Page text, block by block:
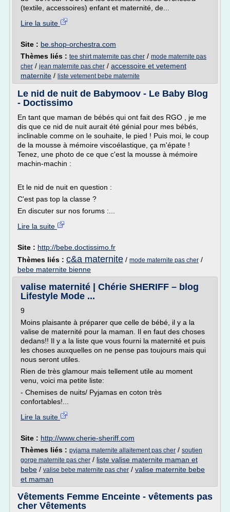
(textile, accessoires) enfant et maternité, de...
Lire la suite
Site : be.shop-orchestra.com
Thèmes liés : tee shirt maternite pas cher / mode maternite pas
cher / jean maternite pas cher / accessoire et vetement
maternite / liste vetement bebe maternite
Le nid de nuit de Babymoov - Le Baby Blog
- Doctissimo
En tant que maman de bébés qui ont fait des RGO , je me
dis que ce nid de nuit aurait été génial pour mes bébés,
inclinable comme on le souhaite, le pied ! Puis moi, le coup
de la mousse à mémoire viscoélastique, ça m'épate !
Tenez, une photo de ce que c'est la mousse à mémoire
machin-machin :
Et le nid de nuit en question :
C'est pas top la classe ?
En discuter sur nos forums :...
Lire la suite
Site : http://bebe.doctissimo.fr
Thèmes liés : c&a maternite / mode maternite pas cher /
bebe maternite bienne
valise maternité | Chérie SHERIFF – blog
Lifestyle Mode ...
9
Moins plaisante à préparer que celle de bébé, il y a la
valise de maternité pour la maman. Il en faut des choses
dedans!! Il y a la liste que vous fourni la maternité et puis
les choses auxquelles on ne pense pas toujours mais qui
nous seront utiles.
Rien de très glamour mais tellement utile au moment
venu, voici ma petite liste:
- Chemises de nuits/ Pyjamas en coton très
confortables!...
Lire la suite
Site : http://www.cherie-sheriff.com
Thèmes liés : pyjama maternite allaitement pas cher / soutien
gorge maternite pas cher / liste valise maternite maman et
bebe / valise bebe maternite pas cher / valise maternite bebe
et maman
Vêtements Femme Enceinte - vêtements pas
cher Vêtements